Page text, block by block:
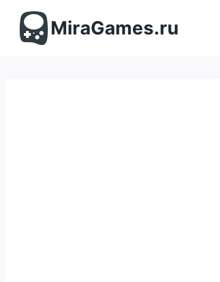
содержимомуMiraGames.ru